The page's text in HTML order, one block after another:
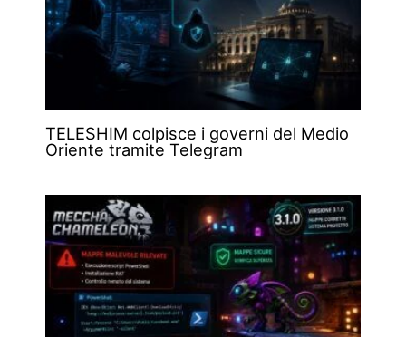
TELESHIM colpisce i governi del Medio
Oriente tramite Telegram